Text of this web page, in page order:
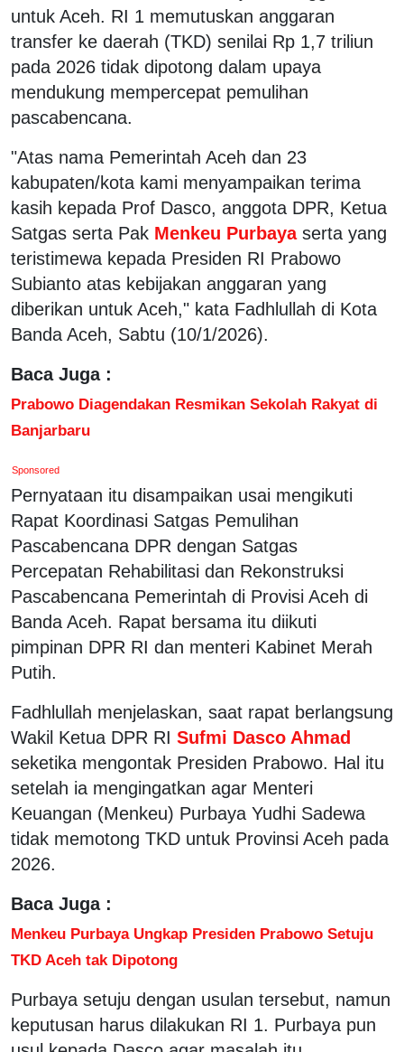
untuk Aceh. RI 1 memutuskan anggaran
transfer ke daerah (TKD) senilai Rp 1,7 triliun
pada 2026 tidak dipotong dalam upaya
mendukung mempercepat pemulihan
pascabencana.
"Atas nama Pemerintah Aceh dan 23
kabupaten/kota kami menyampaikan terima
kasih kepada Prof Dasco, anggota DPR, Ketua
Satgas serta Pak Menkeu Purbaya serta yang
teristimewa kepada Presiden RI Prabowo
Subianto atas kebijakan anggaran yang
diberikan untuk Aceh," kata Fadhlullah di Kota
Banda Aceh, Sabtu (10/1/2026).
Baca Juga :
Prabowo Diagendakan Resmikan Sekolah Rakyat di
Banjarbaru
Sponsored
Pernyataan itu disampaikan usai mengikuti
Rapat Koordinasi Satgas Pemulihan
Pascabencana DPR dengan Satgas
Percepatan Rehabilitasi dan Rekonstruksi
Pascabencana Pemerintah di Provisi Aceh di
Banda Aceh. Rapat bersama itu diikuti
pimpinan DPR RI dan menteri Kabinet Merah
Putih.
Fadhlullah menjelaskan, saat rapat berlangsung
Wakil Ketua DPR RI Sufmi Dasco Ahmad
seketika mengontak Presiden Prabowo. Hal itu
setelah ia mengingatkan agar Menteri
Keuangan (Menkeu) Purbaya Yudhi Sadewa
tidak memotong TKD untuk Provinsi Aceh pada
2026.
Baca Juga :
Menkeu Purbaya Ungkap Presiden Prabowo Setuju
TKD Aceh tak Dipotong
Purbaya setuju dengan usulan tersebut, namun
keputusan harus dilakukan RI 1. Purbaya pun